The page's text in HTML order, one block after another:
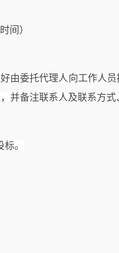
间）
由委托代理人向工作人
并备注联系人及联系方
标。